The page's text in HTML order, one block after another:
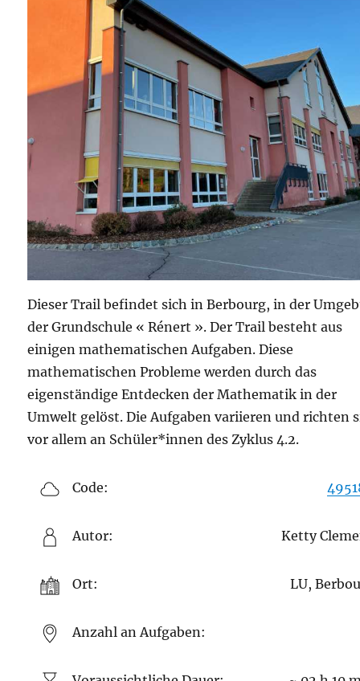
Dieser Trail befindet sich in Berbourg, in der
der Grundschule « Rénert ». Der Trail besteht aus
einigen mathematischen Aufgaben. Diese
mathematischen Probleme werden durch das
eigenständige Entdecken der Mathematik in der
Umwelt gelöst. Die Aufgaben variieren und richten
vor allem an Schüler*innen des Zyklus 4.2.
Code:
Autor: Ketty
Ort: LU,
Anzahl an Aufgaben: